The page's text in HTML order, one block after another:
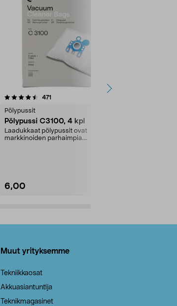
471
Pölypussit
Pölypussi C3100, 4 kpl
Laadukkaat pölypussit ovat
markkinoiden parhaimpia.
6,00
4.5viidestä
Muut yrityksemme
Tekniikkaosat
Akkuasiantuntija
Teknikmagasinet